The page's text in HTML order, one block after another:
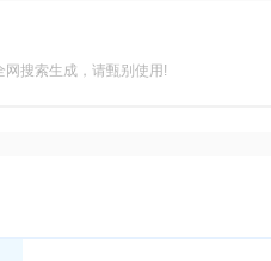
搜索生成，请甄别使用!